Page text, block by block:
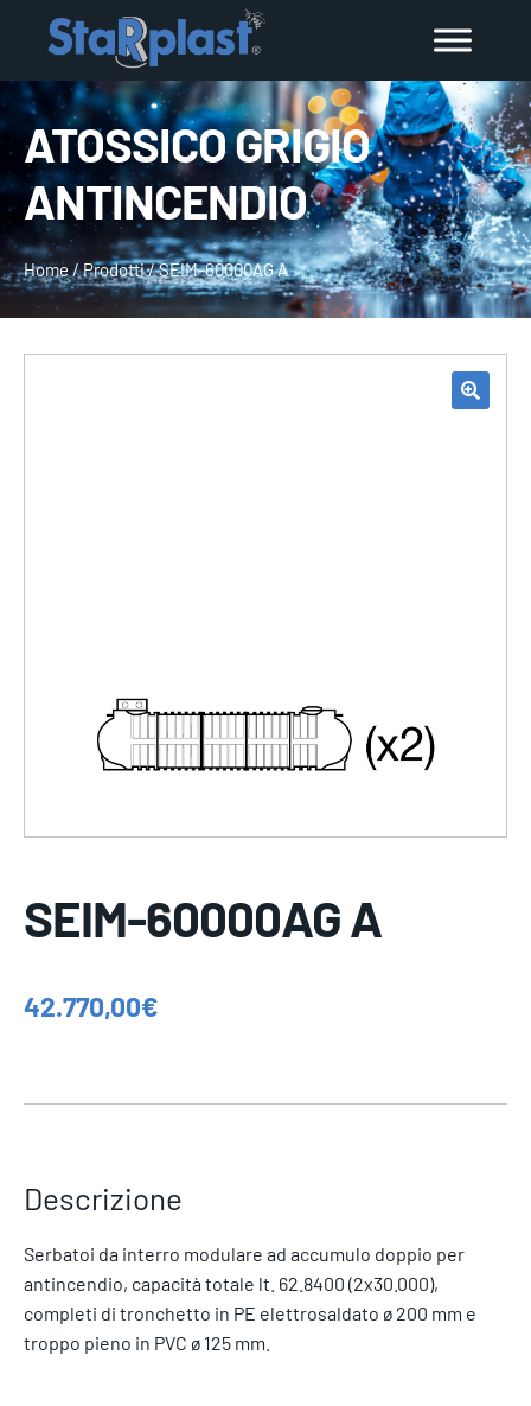
ATOSSICO GRIGIO
ANTINCENDIO
Home/Prodotti/SEIM-60000AG A
SEIM-60000AG A
42.770,00€
Descrizione
Serbatoi da interro modulare ad accumulo doppio per
antincendio, capacità totale lt. 62.8400 (2x30.000),
completi di tronchetto in PE elettrosaldato ø 200 mm e
troppo pieno in PVC ø 125 mm.